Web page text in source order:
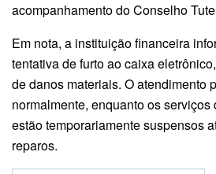
acompanhamento do Conselho
Em nota, a instituição financeira
tentativa de furto ao caixa
de danos materiais. O atendimento
normalmente, enquanto os
estão temporariamente suspensos
reparos.